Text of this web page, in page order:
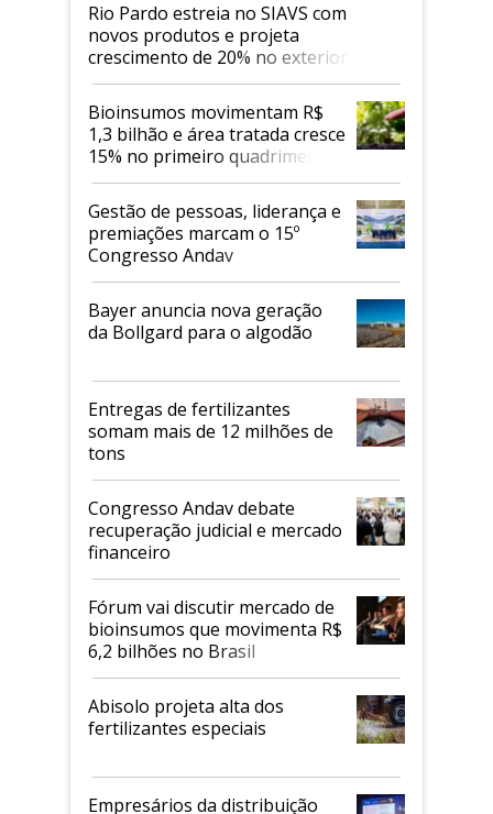
Rio Pardo estreia no SIAVS com
novos produtos e projeta
crescimento de 20% no exterior
Bioinsumos movimentam R$
1,3 bilhão e área tratada cresce
15% no primeiro quadrimestre
de 2026
Gestão de pessoas, liderança e
premiações marcam o 15º
Congresso Andav
Bayer anuncia nova geração
da Bollgard para o algodão
Entregas de fertilizantes
somam mais de 12 milhões de
tons
Congresso Andav debate
recuperação judicial e mercado
financeiro
Fórum vai discutir mercado de
bioinsumos que movimenta R$
6,2 bilhões no Brasil
Abisolo projeta alta dos
fertilizantes especiais
Empresários da distribuição